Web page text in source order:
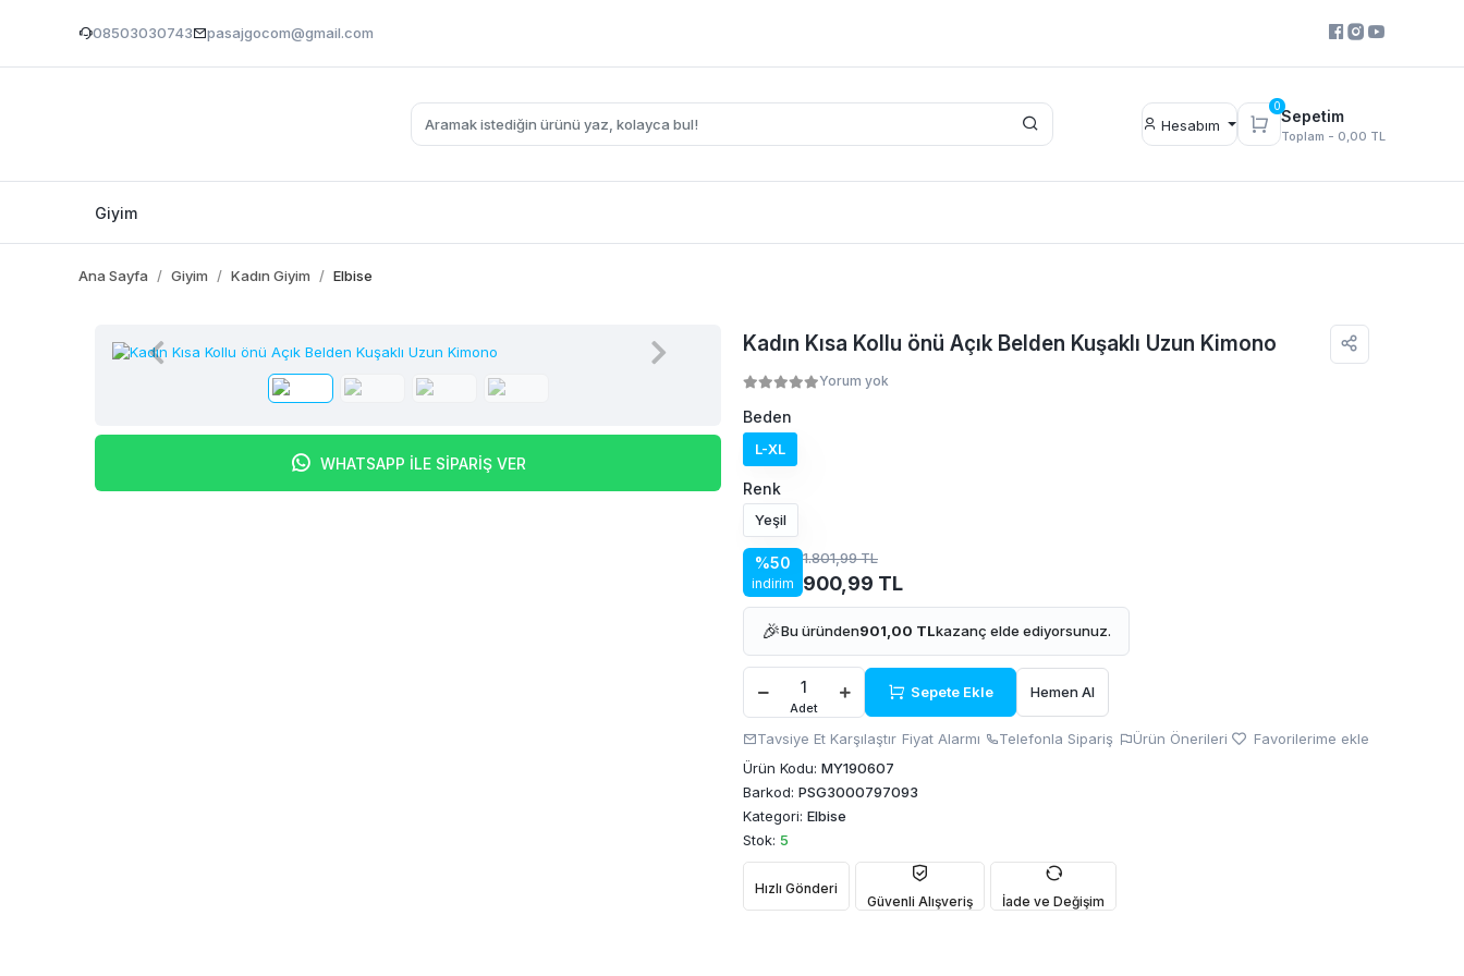
08503030743 pasajgocom@gmail.com
Hesabım
0
Sepetim
Toplam - 0,00 TL
Giyim
Ana Sayfa Giyim Kadın Giyim Elbise
WHATSAPP İLE SİPARİŞ VER
Kadın Kısa Kollu önü Açık Belden Kuşaklı Uzun Kimono
Yorum yok
Beden
L-XL
Renk
Yeşil
%50
indirim
1.801,99 TL
900,99 TL
🎉Bu üründen901,00 TLkazanç elde ediyorsunuz.
Adet
Sepete Ekle Hemen Al
Tavsiye Et Karşılaştır Fiyat Alarmı Telefonla Sipariş Ürün Önerileri
Favorilerime ekle
Ürün Kodu: MY190607
Barkod: PSG3000797093
Kategori: Elbise
Stok: 5
Hızlı Gönderi
Güvenli Alışveriş
İade ve Değişim